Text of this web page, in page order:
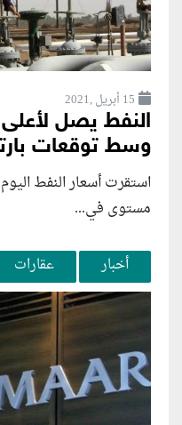
15 أبريل ,2021
النفط يصل
وسط توقعات
استقرت أسعار النفط
مستوى في...
أخبار عقارات